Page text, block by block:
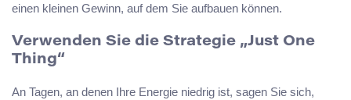
einen kleinen Gewinn, auf dem Sie aufbauen können.
Verwenden Sie die Strategie „Just One
Thing“
An Tagen, an denen Ihre Energie niedrig ist, sagen Sie sich,